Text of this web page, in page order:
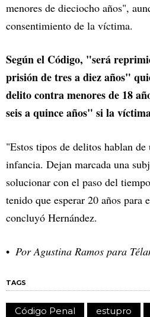
menores de dieciocho años",
consentimiento de la víctima.
Según el Código, "será
prisión de tres a diez años"
delito contra menores de 18
seis a quince años" si la
"Estos tipos de delitos hablan de
infancia. Dejan marcada una
solucionar con el paso del
tenido que esperar 20 años para
concluyó Hernández.
Por Agustina Ramos para
TAGS
Código Penal estupro